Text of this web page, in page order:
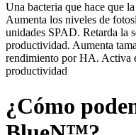
Una bacteria que hace que
Aumenta los niveles de
unidades SPAD. Retarda la
productividad. Aumenta
rendimiento por HA. Activa
productividad
¿Cómo